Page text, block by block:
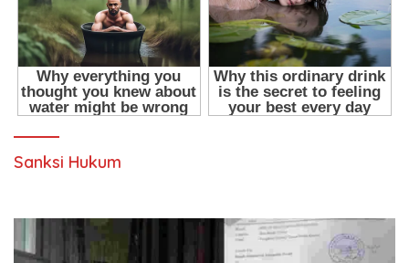
Sanksi Hukum